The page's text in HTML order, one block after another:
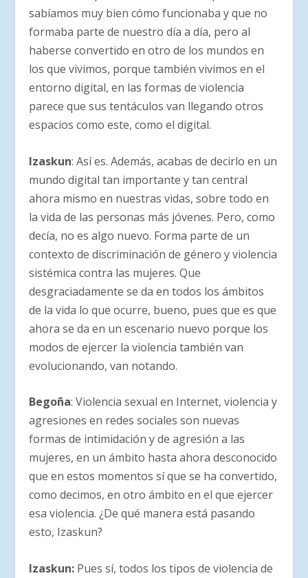
sabíamos muy bien cómo funcionaba y que no
formaba parte de nuestro día a día, pero al
haberse convertido en otro de los mundos en
los que vivimos, porque también vivimos en el
entorno digital, en las formas de violencia
parece que sus tentáculos van llegando otros
espacios como este, como el digital.
Izaskun: Así es. Además, acabas de decirlo en un
mundo digital tan importante y tan central
ahora mismo en nuestras vidas, sobre todo en
la vida de las personas más jóvenes. Pero, como
decía, no es algo nuevo. Forma parte de un
contexto de discriminación de género y violencia
sistémica contra las mujeres. Que
desgraciadamente se da en todos los ámbitos
de la vida lo que ocurre, bueno, pues que es que
ahora se da en un escenario nuevo porque los
modos de ejercer la violencia también van
evolucionando, van notando.
Begoña: Violencia sexual en Internet, violencia y
agresiones en redes sociales son nuevas
formas de intimidación y de agresión a las
mujeres, en un ámbito hasta ahora desconocido
que en estos momentos sí que se ha convertido,
como decimos, en otro ámbito en el que ejercer
esa violencia. ¿De qué manera está pasando
esto, Izaskun?
Izaskun: Pues sí, todos los tipos de violencia de